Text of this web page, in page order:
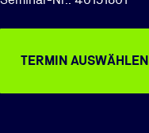
TERMIN AUSWÄHLEN